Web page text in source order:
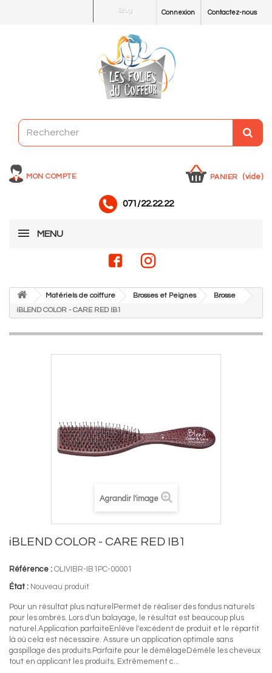
Contactez-nous
Connexion
Blog
MON COMPTE PANIER (vide)
071/22.22.22
MENU
Matériels de coiffure Brosses et Peignes
Brosse
iBLEND COLOR - CARE RED IB1
Agrandir l'image
iBLEND COLOR - CARE RED IB1
Référence : OLIVIBR-IB1PC-00001
État : Nouveau produit
Pour un résultat plus naturelPermet de réaliser des fondus naturels
pour les ombrés. Lors d'un balayage, le résultat est beaucoup plus
naturel.Application parfaiteEnlève l'excédent de produit et le répartit
là où cela est nécessaire. Assure un application optimale sans
gaspillage des produits.Parfaite pour le démêlageDémêle les cheveux
tout en applicant les produits. Extrêmement c...